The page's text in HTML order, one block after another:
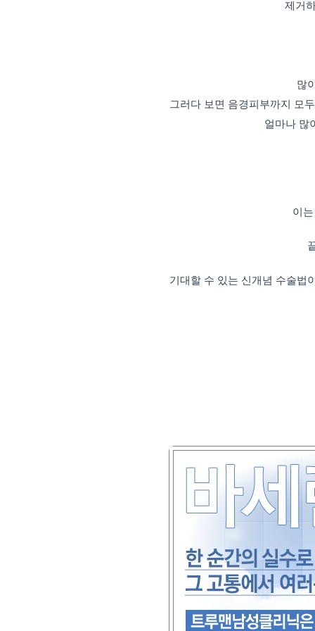
제거
많
그러다 보면 음경피부까지 모
얼마나 많
이
기대할 수 있는 신개념 수술법